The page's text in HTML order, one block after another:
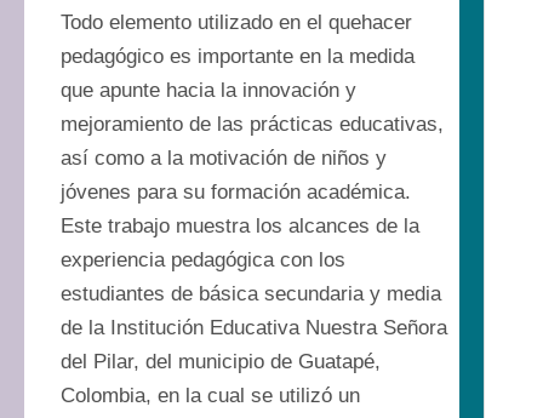
Todo elemento utilizado en el quehacer
pedagógico es importante en la medida
que apunte hacia la innovación y
mejoramiento de las prácticas educativas,
así como a la motivación de niños y
jóvenes para su formación académica.
Este trabajo muestra los alcances de la
experiencia pedagógica con los
estudiantes de básica secundaria y media
de la Institución Educativa Nuestra Señora
del Pilar, del municipio de Guatapé,
Colombia, en la cual se utilizó un